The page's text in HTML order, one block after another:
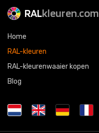
RALkleuren.com
Home
RAL-kleuren
RAL-kleurenwaaier kopen
Blog